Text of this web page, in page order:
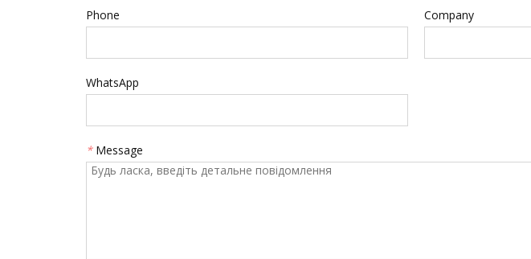
Phone Company
WhatsApp
* Message